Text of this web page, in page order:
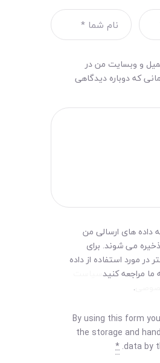
و وبسایت من در
که دوباره دیدگاهی
داده های ارسالی من
می شوند. برای
در مورد استفاده از داده
ما مراجعه کنید
.
By using this form
the storage and
data by
*